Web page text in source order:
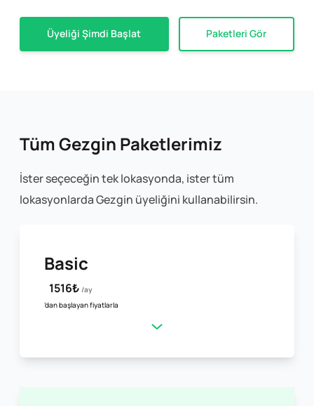
Üyeliği Şimdi Başlat Paketleri Gör
Tüm Gezgin Paketlerimiz
İster seçeceğin tek lokasyonda, ister tüm
lokasyonlarda Gezgin üyeliğini kullanabilirsin.
Basic
1516₺ /ay
’dan başlayan fiyatlarla